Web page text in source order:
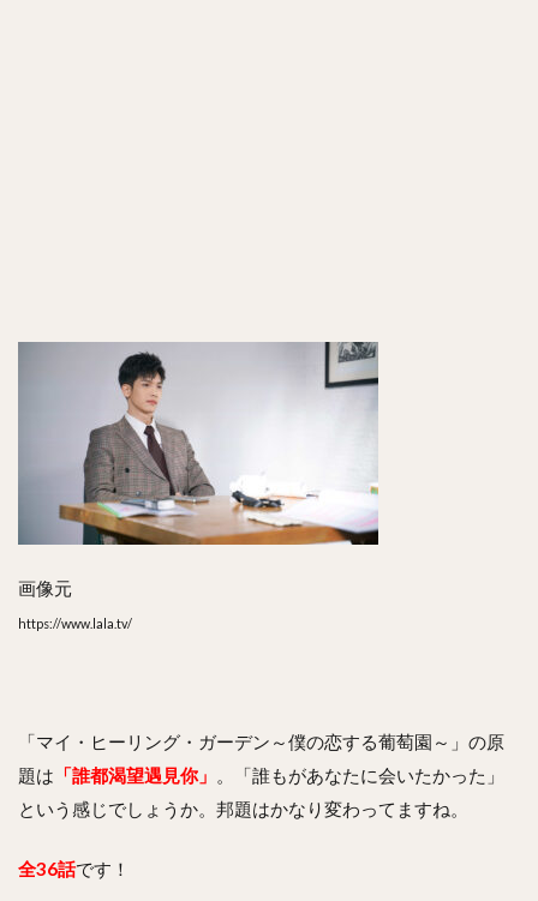
画像元
https://www.lala.tv/
「マイ・ヒーリング・ガーデン～僕の恋する葡萄園～」の原
題は 「誰都渴望遇見你」 。「誰もがあなたに会いたかった」
という感じでしょうか。邦題はかなり変わってますね。
全36話です！